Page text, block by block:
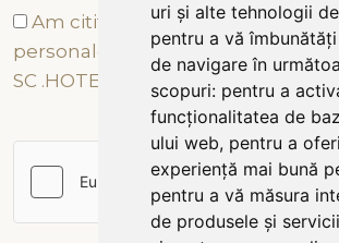
uri și alte tehnologii
pentru a vă
de navigare în
scopuri: pentru a
funcționalitatea de
ului web, pentru a
experiență mai bună
pentru a vă măsura
de produsele și
Am citit și sunt de acord cu
personale conform Politicii de
SC .HOTEL TÂRNAVA 2000 SRL